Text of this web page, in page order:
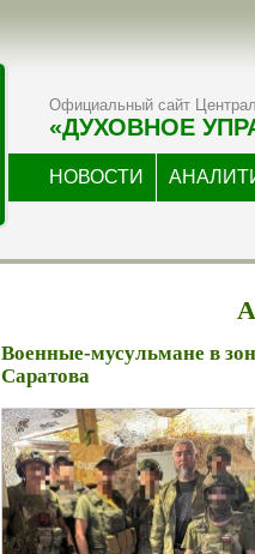
Официальный сайт
«ДУХОВНОЕ
НОВОСТИ
Военные-мусульмане в
Саратова